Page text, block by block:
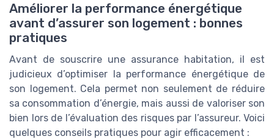
Améliorer la performance énergétique
avant d’assurer son logement : bonnes
pratiques
Avant de souscrire une assurance habitation, il est
judicieux d’optimiser la performance énergétique de
son logement. Cela permet non seulement de réduire
sa consommation d’énergie, mais aussi de valoriser son
bien lors de l’évaluation des risques par l’assureur. Voici
quelques conseils pratiques pour agir efficacement :